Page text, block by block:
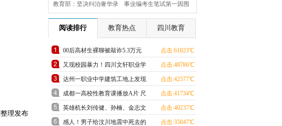
整理发布
教育部：坚决纠治奢华录
取通知书等不良风气，严
禁炒作“高考状元”“升学
率”
事业编考生笔试第一因围
报被取消资格
阅读排行 教育热点 四川教育
00后高材生裸聊被敲诈5.3万元 点击:61023℃
又现校园暴力！四川文轩职业学
院一女生被逼下跪 哀求无用
点击:48786℃
达州一职业中学建筑工地上发现
联排古墓
点击:42577℃
成都一高校性教育课播放A片 尺
度令人汗颜
点击:41734℃
英雄机长刘传健、孙楠、金志文
助阵通航，燃爆校园音乐节
点击:40237℃
感人！男子给汶川地震中死去的
点击:35047℃